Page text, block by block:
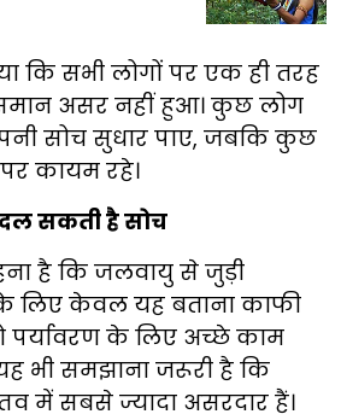
कि सभी लोगों पर एक ही तरह
असर नहीं हुआ। कुछ लोग
सोच सुधार पाए, जबकि कुछ
कायम रहे।
सकती है सोच
है कि जलवायु से जुड़ी
लिए केवल यह बताना काफी
पर्यावरण के लिए अच्छे काम
भी समझाना जरूरी है कि
में सबसे ज्यादा असरदार हैं।